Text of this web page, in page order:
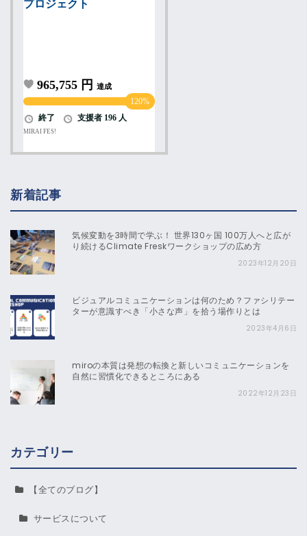
新着記事
気候変動を3時間で学ぶ！ 世界130ヶ国 100万人へと広が
り続けるClimate Freskワークショップの広め方
2023年12月20日
ビジュアルコミュニケーションは何のため？ファシリテー
ターが意識すべき「小さな声」を拾う場作りとは
2023年4月6日
miroの本質は発想の転換と新しいコミュニケーションを
自然に習慣化できるところにある
2022年12月23日
カテゴリー
【全てのブログ】
サービスについて